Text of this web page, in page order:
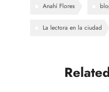
Anahí Flores
La lectora en la ciudad